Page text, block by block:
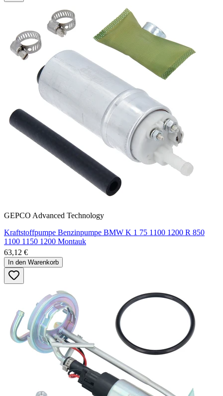
GEPCO Advanced Technology
Kraftstoffpumpe Benzinpumpe BMW K 1 75 1100 1200 R 850
1100 1150 1200 Montauk
63,12 €
In den Warenkorb